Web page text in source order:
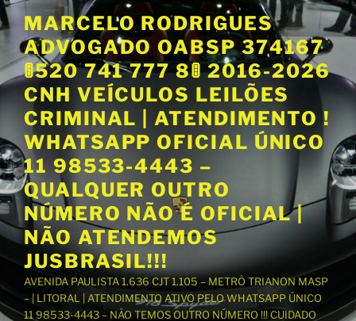
P
u
a
r
r
a
o
c
o
n
t
ú
d
MARCELO RODRIGUES
ADVOGADO OABSP 374167
🚦520 741 777 8🚦 2016-2026
CNH VEÍCULOS LEILÕES
CRIMINAL | ATENDIMENTO !
WHATSAPP OFICIAL ÚNICO
11 98533-4443 –
QUALQUER OUTRO
NÚMERO NÃO É OFICIAL |
NÃO ATENDEMOS
JUSBRASIL!!!
AVENIDA PAULISTA 1.636 CJT 1.105 – METRÔ TRIANON MASP
– | LITORAL | ATENDIMENTO ATIVO PELO WHATSAPP ÚNICO
11 98533-4443 – NÃO TEMOS OUTRO NÚMERO !!! CUIDADO